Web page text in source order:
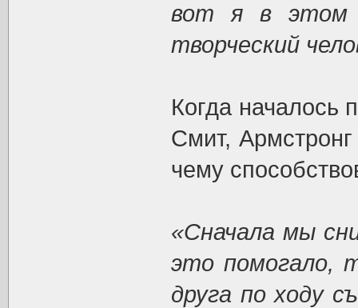
вот я в этом
творческий
Когда началось
Смит,
чему
«Сначала мы
это помогало,
друга по ходу